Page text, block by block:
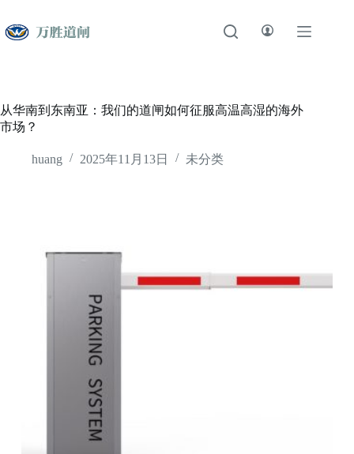
至
内
从华南到东南亚：我们的道闸如何征服高温高湿的海外
市场？
huang 2025年11月13日 未分类